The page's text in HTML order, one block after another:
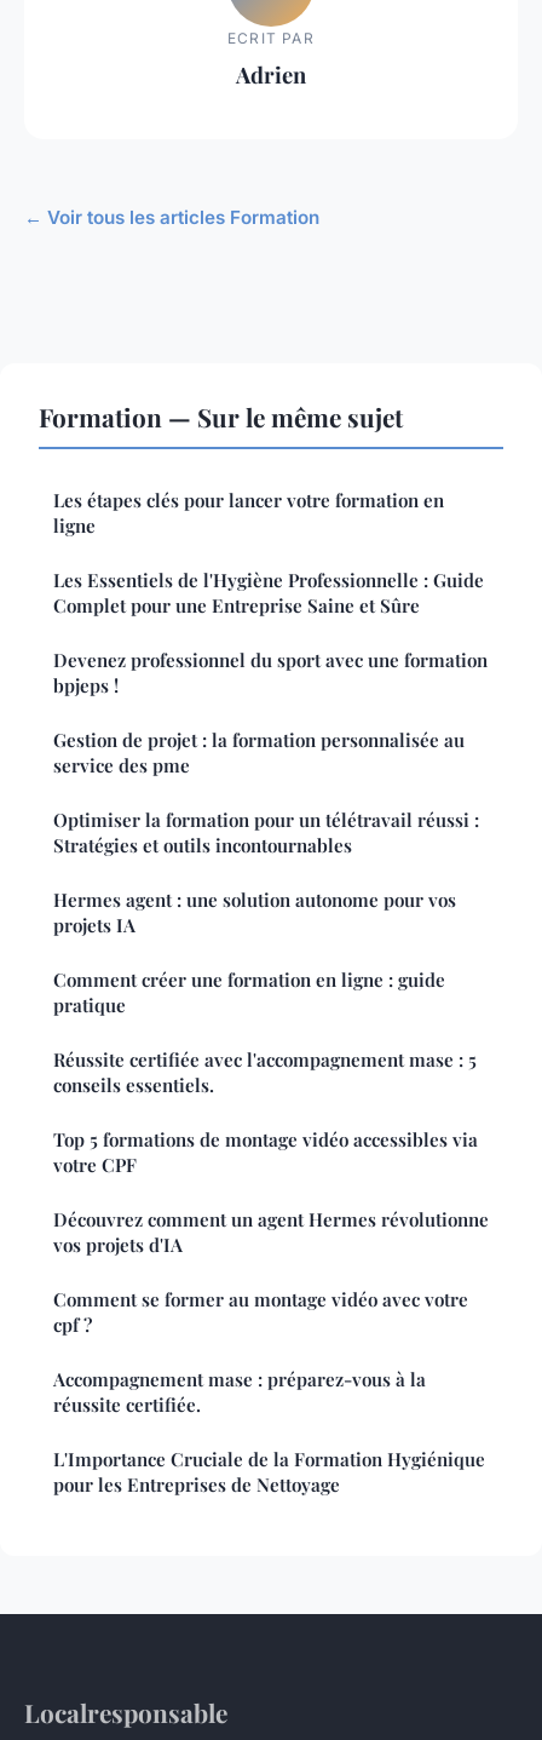
ECRIT PAR
Adrien
← Voir tous les articles Formation
Formation — Sur le même sujet
Les étapes clés pour lancer votre formation en
ligne
Les Essentiels de l'Hygiène Professionnelle : Guide
Complet pour une Entreprise Saine et Sûre
Devenez professionnel du sport avec une formation
bpjeps !
Gestion de projet : la formation personnalisée au
service des pme
Optimiser la formation pour un télétravail réussi :
Stratégies et outils incontournables
Hermes agent : une solution autonome pour vos
projets IA
Comment créer une formation en ligne : guide
pratique
Réussite certifiée avec l'accompagnement mase : 5
conseils essentiels.
Top 5 formations de montage vidéo accessibles via
votre CPF
Découvrez comment un agent Hermes révolutionne
vos projets d'IA
Comment se former au montage vidéo avec votre
cpf ?
Accompagnement mase : préparez-vous à la
réussite certifiée.
L'Importance Cruciale de la Formation Hygiénique
pour les Entreprises de Nettoyage
Localresponsable